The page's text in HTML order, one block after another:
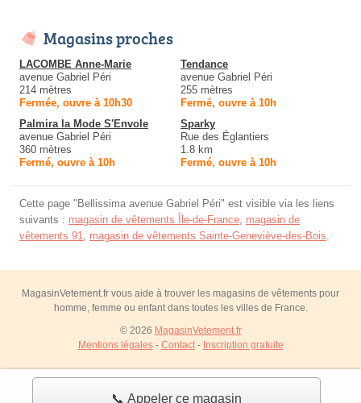
📞 Appeler ce magasin
Magasins proches
LACOMBE Anne-Marie
avenue Gabriel Péri
214 mètres
Fermée, ouvre à 10h30
Tendance
avenue Gabriel Péri
255 mètres
Fermé, ouvre à 10h
Palmira la Mode S'Envole
avenue Gabriel Péri
360 mètres
Fermé, ouvre à 10h
Sparky
Rue des Églantiers
1.8 km
Fermé, ouvre à 10h
Cette page "Bellissima avenue Gabriel Péri" est visible via les liens
suivants : magasin de vêtements Île-de-France magasin de
vêtements 91
magasin de vêtements Sainte-Geneviève-des-Bois
MagasinVetement.fr vous aide à trouver les magasins de vêtements pour
homme, femme ou enfant dans toutes les villes de France.
© 2026 MagasinVetement.fr
Mentions légales- Contact- Inscription gratuite